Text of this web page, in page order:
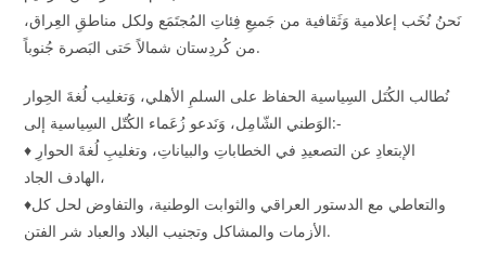
نَحنُ نُخَب إعلامية وَثَقافية من جَميعِ فِئاتِ المُجتَمَع ولكل مناطقِ العِراق،
من كُردِستان شمالاً حَتى البَصرة جُنوباً.
نُطالب الكُتَل السِياسية الحفاظ على السلمِ الأهلي، وَتغليب لُغةَ الحِوار
الوَطني الشّامِل، وَنَدعو زُعَماء الكُتّل السِياسية إلى:-
♦️ الإبتعادِ عن التصعيدِ في الخطاباتِ والبياناتِ، وتغليبِ لُغةَ الحوارِ
الهادف الجاد،
♦️والتعاطي مع الدستور العراقي والثوابت الوطنية، والتفاوض لحل كل
الأزمات والمشاكل وتجنيب البلاد والعباد شر الفتن.